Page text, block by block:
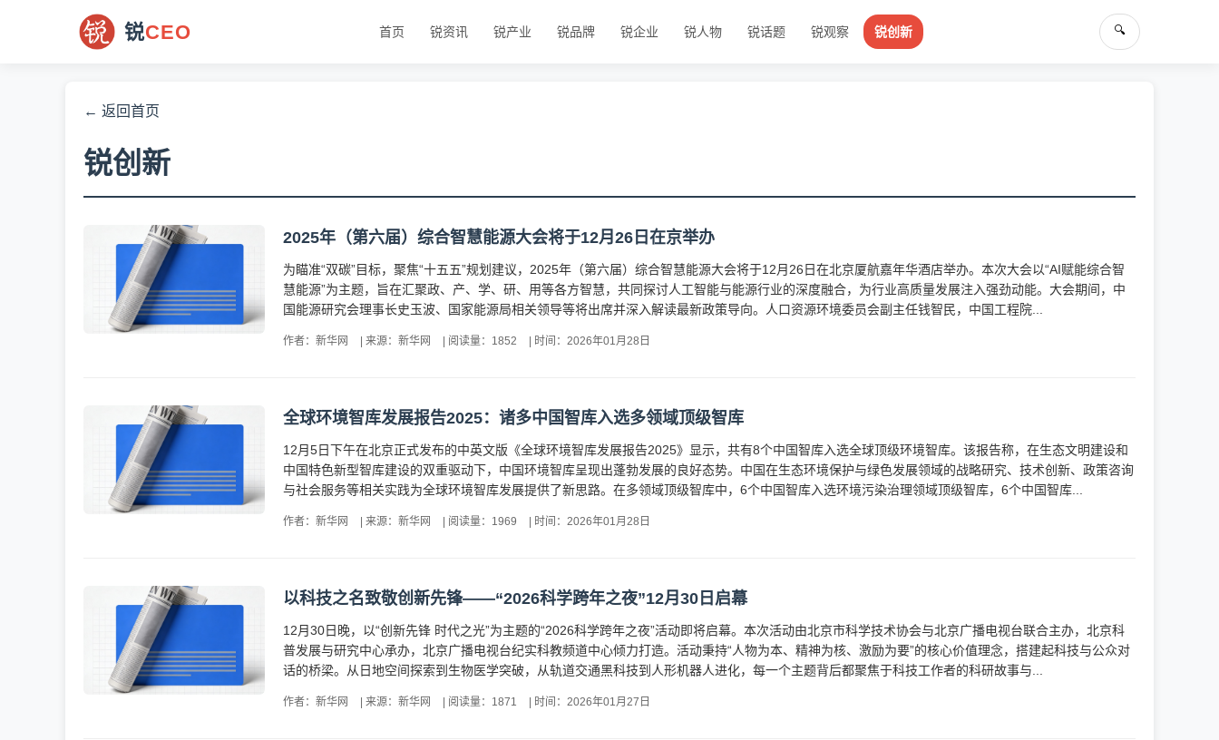
锐CEO 首页 锐资讯 锐产业 锐品牌 锐企业 锐人物 锐话题 锐观察 锐创新 🔍
← 返回首页
锐创新
2025年（第六届）综合智慧能源大会将于12月26日在京举办
为瞄准“双碳”目标，聚焦“十五五”规划建议，2025年（第六届）综合智慧能源大会将于12月26日在北京厦航嘉年华酒店举办。本次大会以“AI赋能综合智
慧能源”为主题，旨在汇聚政、产、学、研、用等各方智慧，共同探讨人工智能与能源行业的深度融合，为行业高质量发展注入强劲动能。大会期间，中
国能源研究会理事长史玉波、国家能源局相关领导等将出席并深入解读最新政策导向。人口资源环境委员会副主任钱智民，中国工程院...
作者：新华网 来源：新华网 阅读量：1852 时间：2026年01月28日
全球环境智库发展报告2025：诸多中国智库入选多领域顶级智库
12月5日下午在北京正式发布的中英文版《全球环境智库发展报告2025》显示，共有8个中国智库入选全球顶级环境智库。该报告称，在生态文明建设和
中国特色新型智库建设的双重驱动下，中国环境智库呈现出蓬勃发展的良好态势。中国在生态环境保护与绿色发展领域的战略研究、技术创新、政策咨询
与社会服务等相关实践为全球环境智库发展提供了新思路。在多领域顶级智库中，6个中国智库入选环境污染治理领域顶级智库，6个中国智库...
作者：新华网 来源：新华网 阅读量：1969 时间：2026年01月28日
以科技之名致敬创新先锋——“2026科学跨年之夜”12月30日启幕
12月30日晚，以“创新先锋 时代之光”为主题的“2026科学跨年之夜”活动即将启幕。本次活动由北京市科学技术协会与北京广播电视台联合主办，北京科
普发展与研究中心承办，北京广播电视台纪实科教频道中心倾力打造。活动秉持“人物为本、精神为核、激励为要”的核心价值理念，搭建起科技与公众对
话的桥梁。从日地空间探索到生物医学突破，从轨道交通黑科技到人形机器人进化，每一个主题背后都聚焦于科技工作者的科研故事与...
作者：新华网 来源：新华网 阅读量：1871 时间：2026年01月27日